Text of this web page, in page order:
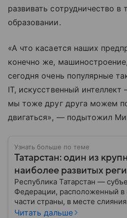
развивать сотрудничество в
образовании.
«А что касается наших
конечно же,
сегодня очень популярные
IT, искусственный
мы тоже друг друга можем
двигаться», — подытожил
Узнать больше по теме
Татарстан: один из
наиболее развитых
Республика Татарстан —
Федерации, расположенный в
части страны, в месте
Регион считается одним из
Читать дальше